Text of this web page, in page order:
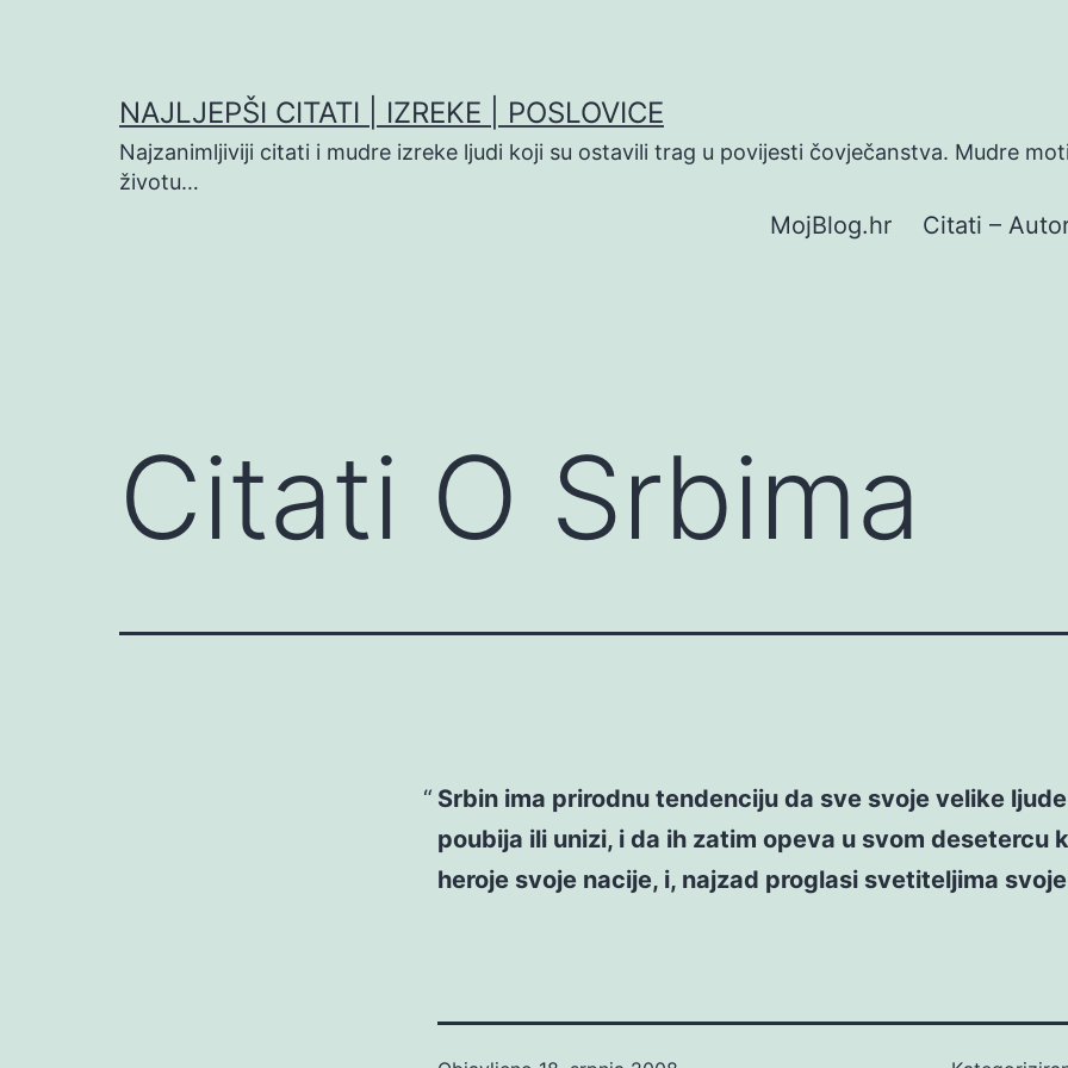
NAJLJEPŠI CITATI | IZREKE | POSLOVICE
Najzanimljiviji citati i mudre izreke ljudi koji su ostavili trag u povijesti čovječanstva. Mudre
životu…
MojBlog.hr Citati –
Citati O Srbima
Srbin ima prirodnu tendenciju da sve svoje velike
poubija ili unizi, i da ih zatim opeva u svom desetercu
heroje svoje nacije, i, najzad proglasi svetiteljima